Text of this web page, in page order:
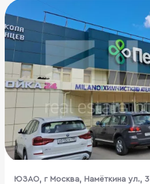
ЮЗАО, г Москва, Намёткина ул., 3